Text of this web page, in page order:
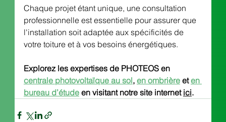
Chaque projet étant unique, une consultation
professionnelle est essentielle pour assurer que
l'installation soit adaptée aux spécificités de
votre toiture et à vos besoins énergétiques.
Explorez les expertises de PHOTEOS en
centrale photovoltaïque au sol, en ombrière et en
bureau d’étude en visitant notre site internet ici.